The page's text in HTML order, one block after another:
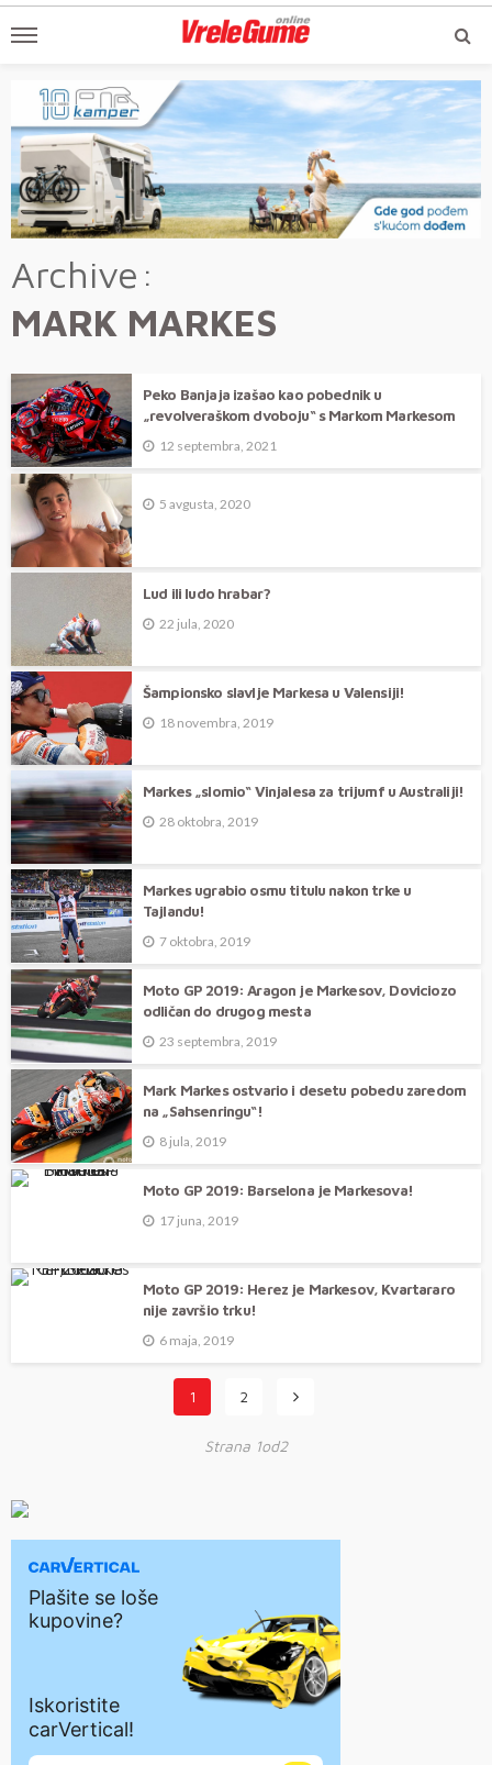
Archive
MARK MARKES
Peko Banjaja izašao kao pobednik u
„revolveraškom dvoboju“ s Markom Markesom
12 septembra, 2021
5 avgusta, 2020
Lud ili ludo hrabar?
22 jula, 2020
Šampionsko slavlje Markesa u Valensiji!
18 novembra, 2019
Markes „slomio“ Vinjalesa za trijumf u Australiji!
28 oktobra, 2019
Markes ugrabio osmu titulu nakon trke u
Tajlandu!
7 oktobra, 2019
Moto GP 2019: Aragon je Markesov, Doviciozo
odličan do drugog mesta
23 septembra, 2019
Mark Markes ostvario i desetu pobedu zaredom
na „Sahsenringu“!
8 jula, 2019
Moto GP 2019: Barselona je Markesova!
17 juna, 2019
Moto GP 2019: Herez je Markesov, Kvartararo
nije završio trku!
6 maja, 2019
1 2
Strana 1od2